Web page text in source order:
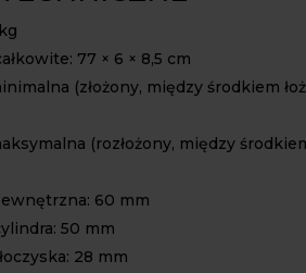
77 × 6 × 8,5 cm
(złożony, między środkiem
(rozłożony, między
60 mm
50 mm
28 mm